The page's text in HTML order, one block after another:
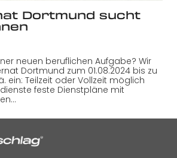
Dortmund sucht
neuen beruflichen Aufgabe? Wir
Dortmund zum 01.08.2024 bis zu
ein: Teilzeit oder Vollzeit möglich
feste Dienstpläne mit